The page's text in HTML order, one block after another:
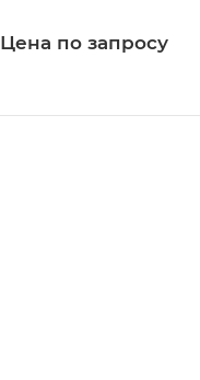
Цена по запросу